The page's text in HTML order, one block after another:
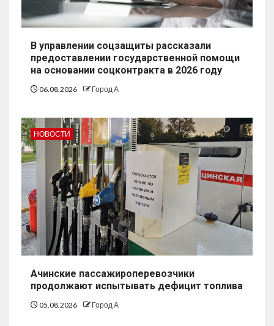
В управлении соцзащиты рассказали
предоставлении государственной помощи
на основании соцконтракта в 2026 году
06.08.2026 Город А
НОВОСТИ
Ачинские пассажироперевозчики
продолжают испытывать дефицит топлива
05.08.2026 Город А